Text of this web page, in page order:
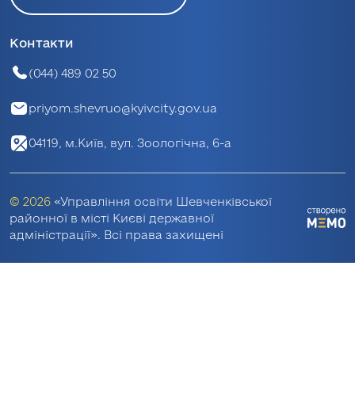
Контакти
(044) 489 02 50
priyom.shevruo@kyivcity.gov.ua
04119, м.Київ, вул. Зоологічна, 6-а
© 2026 «Управління освіти Шевченківської
районної в місті Києві державної
адміністрації». Всі права захищені